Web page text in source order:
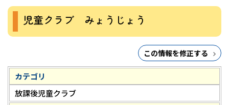
児童クラブ みょうじょう
この情報を修正する
カテゴリ
放課後児童クラブ